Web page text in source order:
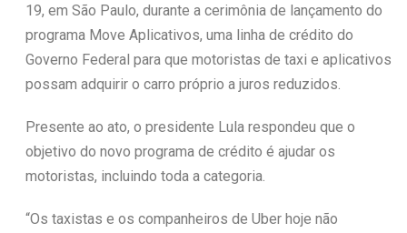
19, em São Paulo, durante a cerimônia de lançamento do
programa Move Aplicativos, uma linha de crédito do
Governo Federal para que motoristas de taxi e aplicativos
possam adquirir o carro próprio a juros reduzidos.
Presente ao ato, o presidente Lula respondeu que o
objetivo do novo programa de crédito é ajudar os
motoristas, incluindo toda a categoria.
“Os taxistas e os companheiros de Uber hoje não